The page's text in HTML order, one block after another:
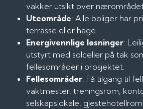
vakker utsikt over
Uteområde: Alle boliger har
terrasse eller hage.
Energivennlige løsninger:
utstyrt med solceller på tak
fellesområder i prosjektet.
Fellesområder: Få tilgang til
vaktmester, treningsrom,
selskapslokale,